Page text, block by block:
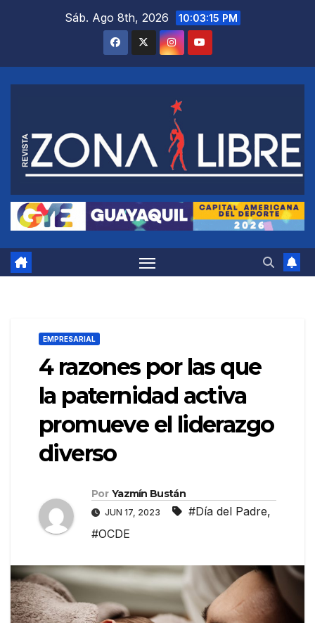
Sáb. Ago 8th, 2026 10:03:16 PM
EMPRESARIAL
4 razones por las que
la paternidad activa
promueve el liderazgo
diverso
Por Yazmín Bustán
JUN 17, 2023 #Día del Padre,
#OCDE